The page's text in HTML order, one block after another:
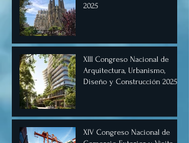
2025
XIII Congreso Nacional de
Arquitectura, Urbanismo,
Diseño y Construcción 2025,
XIV Congreso Nacional de